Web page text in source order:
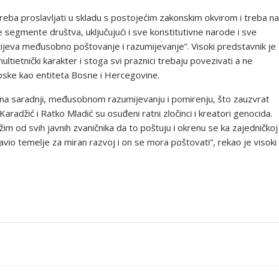
proslavljati u skladu s postojećim zakonskim okvirom i treba na
segmente društva, uključujući i sve konstitutivne narode i sve
međusobno poštovanje i razumijevanje”. Visoki predstavnik je
karakter i stoga svi praznici trebaju povezivati a ne
kao entiteta Bosne i Hercegovine.
saradnji, međusobnom razumijevanju i pomirenju, što zauzvrat
i Ratko Mladić su osuđeni ratni zločinci i kreatori genocida.
od svih javnih zvaničnika da to poštuju i okrenu se ka zajedničkoj
temelje za miran razvoj i on se mora poštovati”, rekao je visoki